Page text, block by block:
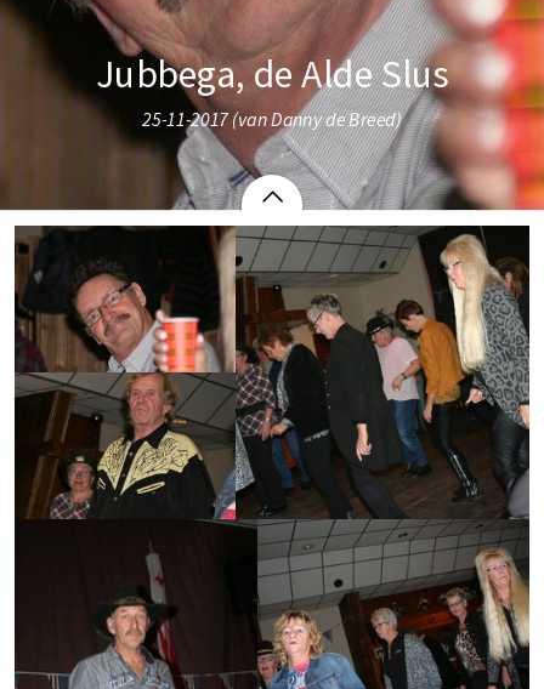
Jubbega, de Alde Slus
25-11-2017 (van Danny de Breed)